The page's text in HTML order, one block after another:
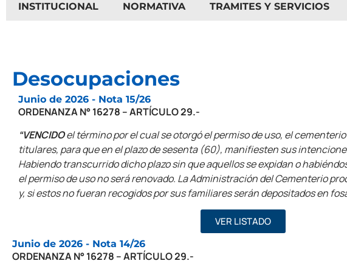
INSTITUCIONAL NORMATIVA TRAMITES Y SERVICIOS
Desocupaciones
Junio de 2026 - Nota 15/26
ORDENANZA N° 16278 – ARTÍCULO 29.-
“VENCIDOel término por el cual se otorgó el permiso de uso, el
titulares, para que en el plazo de sesenta (60), manifiesten sus
Habiendo transcurrido dicho plazo sin que aquellos se expidan o
el permiso de uso no será renovado. La Administración del Cementerio
y, si estos no fueran recogidos por sus familiares serán depositados en
VER LISTADO
Junio de 2026 - Nota 14/26
ORDENANZA N° 16278 – ARTÍCULO 29.-